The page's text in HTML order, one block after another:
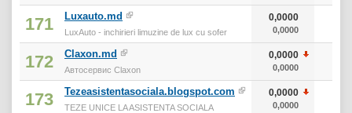
171 Luxauto.md
LuxAuto - inchirieri limuzine de lux cu sofer
0,0000
0,0000
172 Claxon.md
Автосервис Claxon
0,0000
0,0000
173 Tezeasistentasociala.blogspot.com
TEZE UNICE LA ASISTENTA SOCIALA
0,0000
0,0000